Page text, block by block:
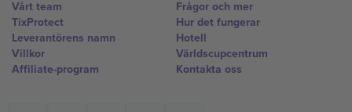
Vårt team
TixProtect
Leverantörens namn
Villkor
Affiliate-program
Frågor och mer
Hur det fungerar
Hotell
Världscupcentrum
Kontakta oss